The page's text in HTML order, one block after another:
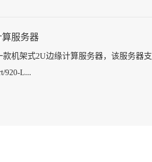
算服务器
机架式2U边缘计算服务器，该服务器支
920-L...